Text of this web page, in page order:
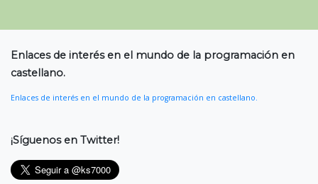
Enlaces de interés en el mundo de la programación en
castellano.
Enlaces de interés en el mundo de la programación en castellano.
¡Síguenos en Twitter!